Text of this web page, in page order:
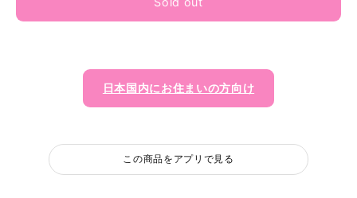
日本国内にお住まいの方向け
この商品をアプリで見る